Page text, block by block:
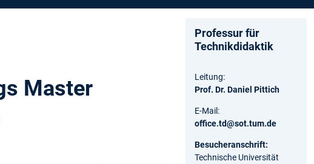
Master
Professur für
Technikdidaktik
Leitung:
Prof. Dr. Daniel Pittich
E-Mail:
office.td@sot.tum.de
Besucheranschrift:
Technische Universität